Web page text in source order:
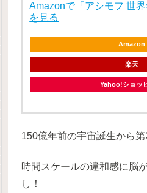
Amazonで「アシモフ 世
を見る
Amazon
楽天
Yahoo!ショッ
150億年前の宇宙誕生から第
時間スケールの違和感に脳
し！